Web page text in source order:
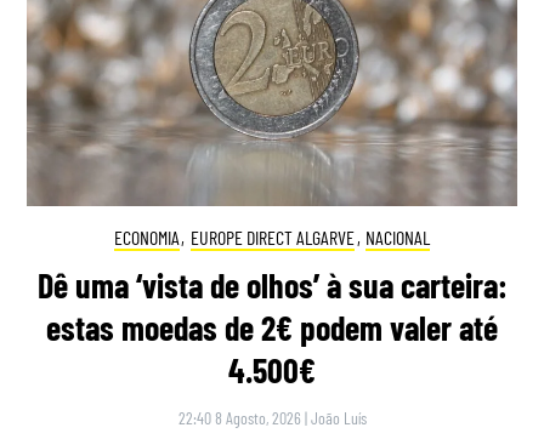
ECONOMIA, EUROPE DIRECT ALGARVE, NACIONAL
Dê uma ‘vista de olhos’ à sua carteira:
estas moedas de 2€ podem valer até
4.500€
22:40 8 Agosto, 2026 |João Luís